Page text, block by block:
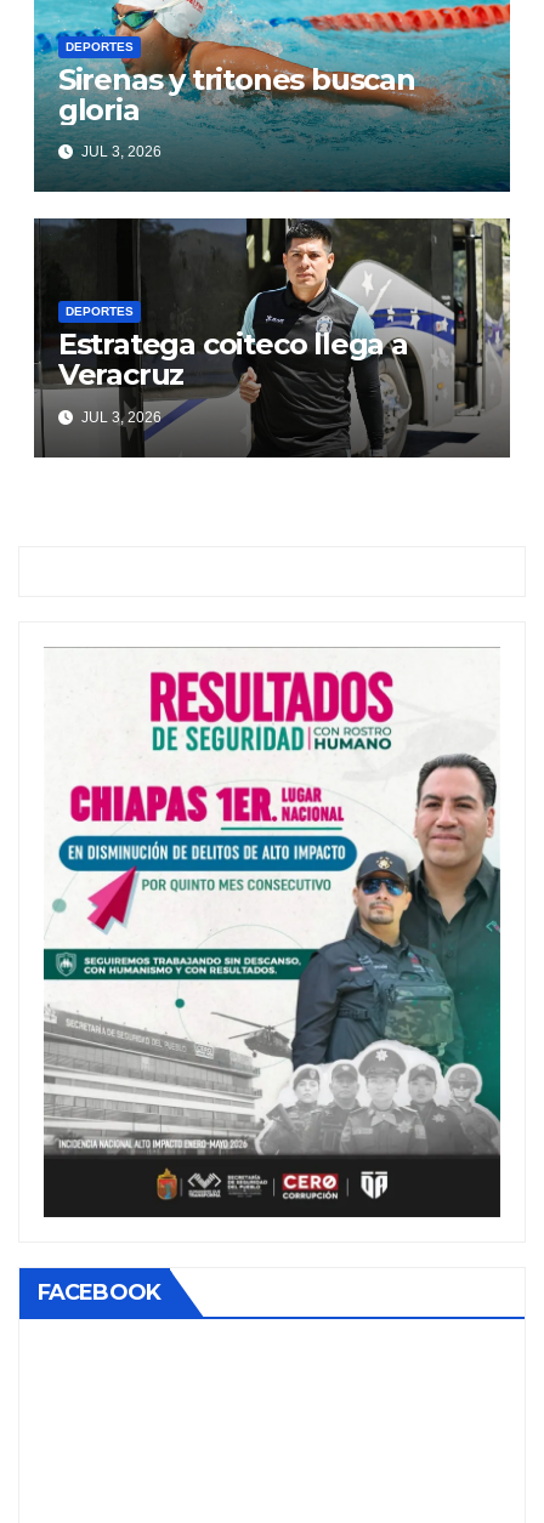
DEPORTES
Sirenas y tritones buscan
gloria
JUL 3, 2026
DEPORTES
Estratega coiteco llega a
Veracruz
JUL 3, 2026
FACEBOOK